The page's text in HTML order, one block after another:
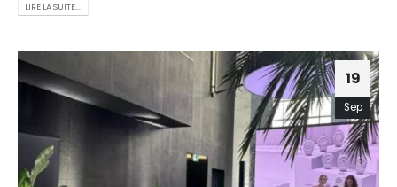
LIRE LA SUITE...
19
Sep